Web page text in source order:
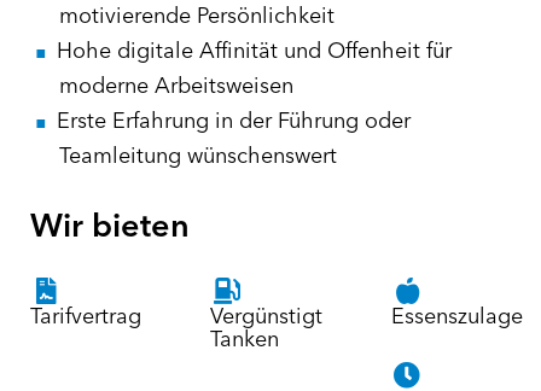
motivierende Persönlichkeit
Hohe digitale Affinität und Offenheit für
moderne Arbeitsweisen
Erste Erfahrung in der Führung oder
Teamleitung wünschenswert
Wir bieten
Tarifvertrag
Vergünstigt
Tanken
Essenszulage